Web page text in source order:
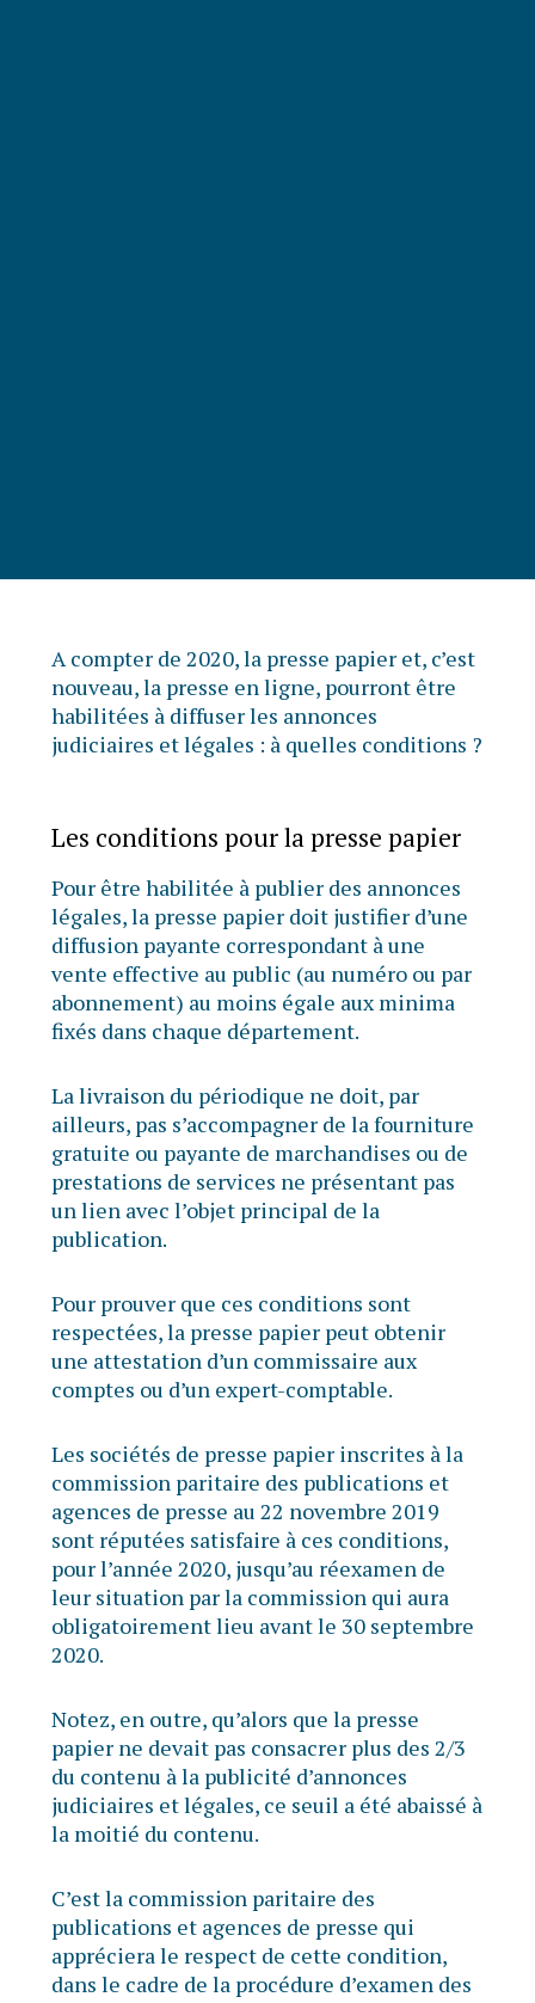
A compter de 2020, la presse papier et, c’est
nouveau, la presse en ligne, pourront être
habilitées à diffuser les annonces
judiciaires et légales : à quelles conditions ?
Les conditions pour la presse papier
Pour être habilitée à publier des annonces
légales, la presse papier doit justifier d’une
diffusion payante correspondant à une
vente effective au public (au numéro ou par
abonnement) au moins égale aux minima
fixés dans chaque département.
La livraison du périodique ne doit, par
ailleurs, pas s’accompagner de la fourniture
gratuite ou payante de marchandises ou de
prestations de services ne présentant pas
un lien avec l’objet principal de la
publication.
Pour prouver que ces conditions sont
respectées, la presse papier peut obtenir
une attestation d’un commissaire aux
comptes ou d’un expert-comptable.
Les sociétés de presse papier inscrites à la
commission paritaire des publications et
agences de presse au 22 novembre 2019
sont réputées satisfaire à ces conditions,
pour l’année 2020, jusqu’au réexamen de
leur situation par la commission qui aura
obligatoirement lieu avant le 30 septembre
2020.
Notez, en outre, qu’alors que la presse
papier ne devait pas consacrer plus des 2/3
du contenu à la publicité d’annonces
judiciaires et légales, ce seuil a été abaissé à
la moitié du contenu.
C’est la commission paritaire des
publications et agences de presse qui
appréciera le respect de cette condition,
dans le cadre de la procédure d’examen des